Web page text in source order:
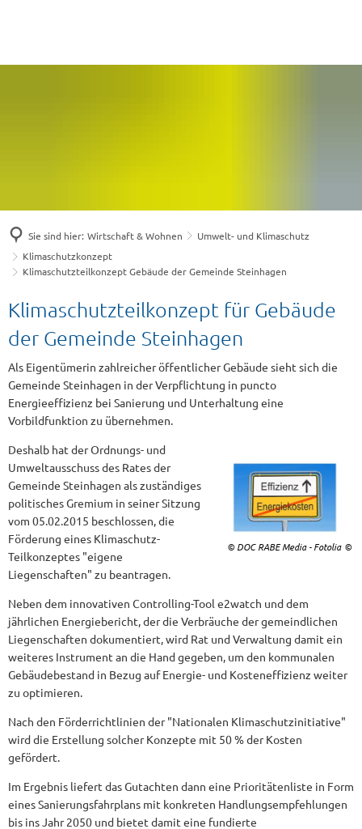
Sie sind hier: Wirtschaft & Wohnen
Umwelt- und Klimaschutz
Klimaschutzkonzept
Klimaschutzteilkonzept Gebäude der Gemeinde Steinhagen
Klimaschutzteilkonzept
Gebäude
der
Gemeinde
Steinhagen
Klimaschutzteilkonzept für Gebäude
der Gemeinde Steinhagen
Als Eigentümerin zahlreicher öffentlicher Gebäude sieht sich die
Gemeinde Steinhagen in der Verpflichtung in puncto
Energieeffizienz bei Sanierung und Unterhaltung eine
Vorbildfunktion zu übernehmen.
© DOC RABE Media - Fotolia
Deshalb hat der Ordnungs- und
Umweltausschuss des Rates der
Gemeinde Steinhagen als zuständiges
politisches Gremium in seiner Sitzung
vom 05.02.2015 beschlossen, die
Förderung eines Klimaschutz-
Teilkonzeptes "eigene
Liegenschaften" zu beantragen.
Neben dem innovativen Controlling-Tool e2watch und dem
jährlichen Energiebericht, der die Verbräuche der gemeindlichen
Liegenschaften dokumentiert, wird Rat und Verwaltung damit ein
weiteres Instrument an die Hand gegeben, um den kommunalen
Gebäudebestand in Bezug auf Energie- und Kosteneffizienz weiter
zu optimieren.
Nach den Förderrichtlinien der "Nationalen Klimaschutzinitiative"
wird die Erstellung solcher Konzepte mit 50 % der Kosten
gefördert.
Im Ergebnis liefert das Gutachten dann eine Prioritätenliste in Form
eines Sanierungsfahrplans mit konkreten Handlungsempfehlungen
bis ins Jahr 2050 und bietet damit eine fundierte